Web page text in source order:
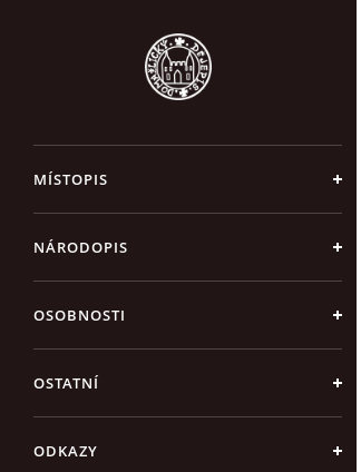
MÍSTOPIS
NÁRODOPIS
OSOBNOSTI
OSTATNÍ
ODKAZY